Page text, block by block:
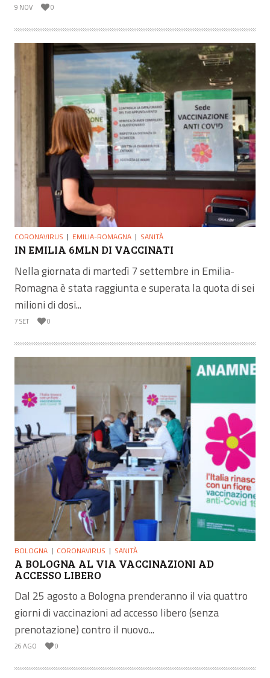
9 NOV 0
CORONAVIRUS EMILIA-ROMAGNA SANITÀ
IN EMILIA 6MLN DI VACCINATI
Nella giornata di martedì 7 settembre in Emilia-
Romagna è stata raggiunta e superata la quota di sei
milioni di dosi...
7 SET 0
BOLOGNA CORONAVIRUS SANITÀ
A BOLOGNA AL VIA VACCINAZIONI AD
ACCESSO LIBERO
Dal 25 agosto a Bologna prenderanno il via quattro
giorni di vaccinazioni ad accesso libero (senza
prenotazione) contro il nuovo...
26 AGO 0